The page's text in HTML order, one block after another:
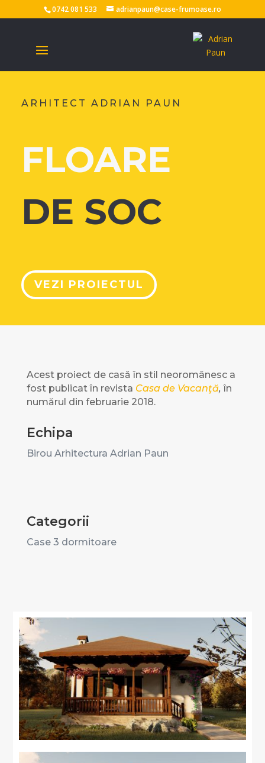
0742 081 533 adrianpaun@case-frumoase.ro
ARHITECT ADRIAN PAUN
FLOARE
DE SOC
VEZI PROIECTUL
Acest proiect de casă în stil neoromânesc a
fost publicat în revista Casa de Vacanţă, în
numărul din februarie 2018.
Echipa
Birou Arhitectura Adrian Paun
Categorii
Case 3 dormitoare